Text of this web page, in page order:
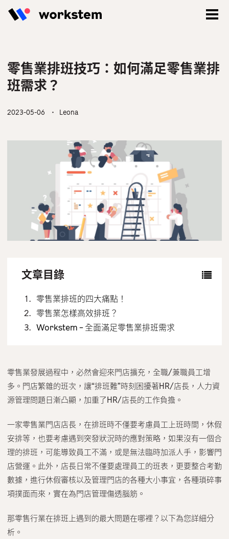
零售業排班技巧：如何滿足零售業排
班需求？
2023-05-06 ・ Leona
文章目錄
零售業排班的四大痛點！
零售業怎樣高效排班？
Workstem – 全面滿足零售業排班需求
零售業發展過程中，必然會迎來門店擴充，全職/兼職員工增
多。門店繁雜的班次，讓“排班難”時刻困擾著HR/店長，人力資
源管理問題日漸凸顯，加重了HR/店長的工作負擔。
一家零售業門店店長，在排班時不僅要考慮員工上班時間，休假
安排等，也要考慮遇到突發狀況時的應對策略，如果沒有一個合
理的排班，可能導致員工不滿，或是無法臨時加派人手，影響門
店營運。此外，店長日常不僅要處理員工的班表，更要整合考勤
數據，進行休假審核以及管理門店的各種大小事宜，各種瑣碎事
項撲面而來，實在為門店管理傷透腦筋。
那零售行業在排班上遇到的最大問題在哪裡？以下為您詳細分
析。